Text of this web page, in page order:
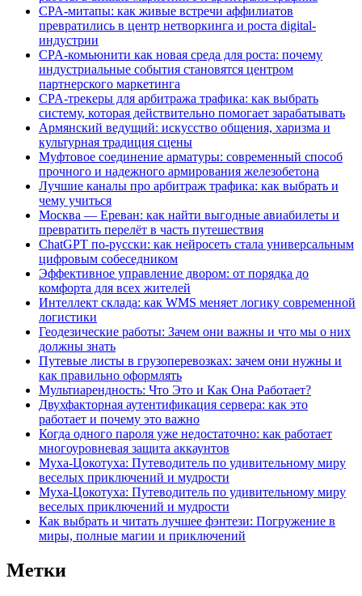
CPA-митапы: как живые встречи аффилиатов
превратились в центр нетворкинга и роста digital-
индустрии
CPA-комьюнити как новая среда для роста: почему
индустриальные события становятся центром
партнерского маркетинга
CPA-трекеры для арбитража трафика: как выбрать
систему, которая действительно помогает зарабатывать
Армянский ведущий: искусство общения, харизма и
культурная традиция сцены
Муфтовое соединение арматуры: современный способ
прочного и надежного армирования железобетона
Лучшие каналы про арбитраж трафика: как выбрать и
чему учиться
Москва — Ереван: как найти выгодные авиабилеты и
превратить перелёт в часть путешествия
ChatGPT по-русски: как нейросеть стала универсальным
цифровым собеседником
Эффективное управление двором: от порядка до
комфорта для всех жителей
Интеллект склада: как WMS меняет логику современной
логистики
Геодезические работы: Зачем они важны и что мы о них
должны знать
Путевые листы в грузоперевозках: зачем они нужны и
как правильно оформлять
Мультиарендность: Что Это и Как Она Работает?
Двухфакторная аутентификация сервера: как это
работает и почему это важно
Когда одного пароля уже недостаточно: как работает
многоуровневая защита аккаунтов
Муха-Цокотуха: Путеводитель по удивительному миру
веселых приключений и мудрости
Муха-Цокотуха: Путеводитель по удивительному миру
веселых приключений и мудрости
Как выбрать и читать лучшее фэнтези: Погружение в
миры, полные магии и приключений
Метки